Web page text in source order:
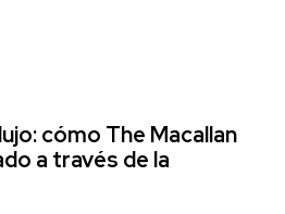
cómo The Macallan
a través de la